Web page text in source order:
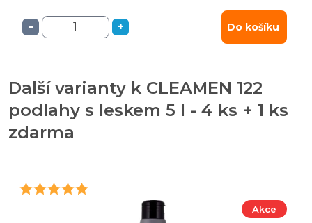
- + Do košíku
Další varianty k CLEAMEN 122
podlahy s leskem 5 l - 4 ks + 1 ks
zdarma
Akce